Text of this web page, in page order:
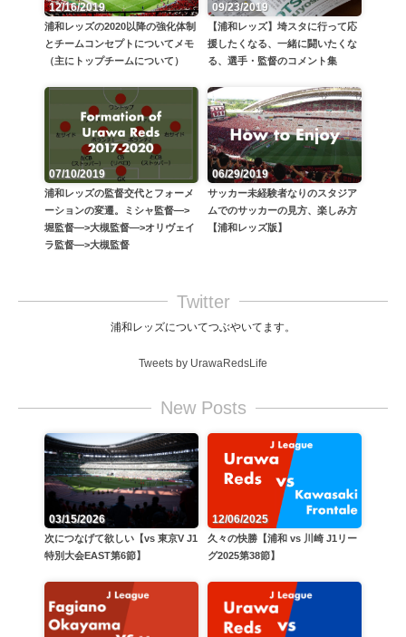
12/16/2019
浦和レッズの2020以降の強化体制
とチームコンセプトについてメモ
（主にトップチームについて）
09/23/2019
【浦和レッズ】埼スタに行って応
援したくなる、一緒に闘いたくな
る、選手・監督のコメント集
07/10/2019
浦和レッズの監督交代とフォーメ
ーションの変遷。ミシャ監督—>
堀監督—>大槻監督—>オリヴェイ
ラ監督—>大槻監督
06/29/2019
サッカー未経験者なりのスタジア
ムでのサッカーの見方、楽しみ方
【浦和レッズ版】
Twitter
浦和レッズについてつぶやいてます。
Tweets by UrawaRedsLife
New Posts
03/15/2026
次につなげて欲しい【vs 東京V J1
特別大会EAST第6節】
12/06/2025
久々の快勝【浦和 vs 川崎 J1リー
グ2025第38節】